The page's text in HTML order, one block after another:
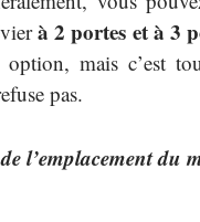
à 2 portes et à 3
option, mais c’est
pas.
l’emplacement du